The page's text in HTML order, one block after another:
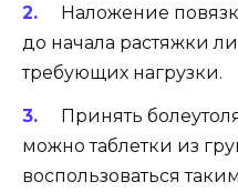
Наложение
до начала растяжки
требующих нагрузки.
Принять
можно таблетки из
воспользоваться